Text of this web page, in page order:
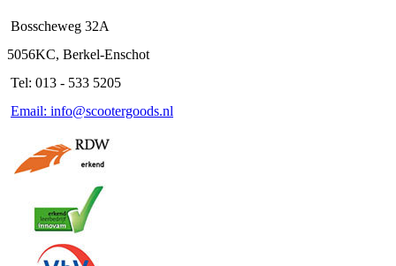
Bosscheweg 32A
5056KC, Berkel-Enschot
Tel: 013 - 533 5205
Email: info@scootergoods.nl